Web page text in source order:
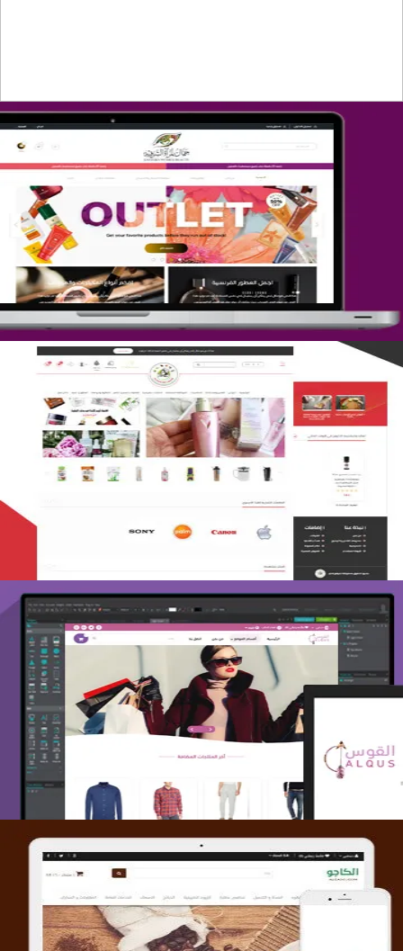
تصميم متجر جمال المرأة الشرقية
التفاصيل
تصميم متجر لمار
التفاصيل
تصميم متجر القوس
التفاصيل
تصميم متجر الكاجو